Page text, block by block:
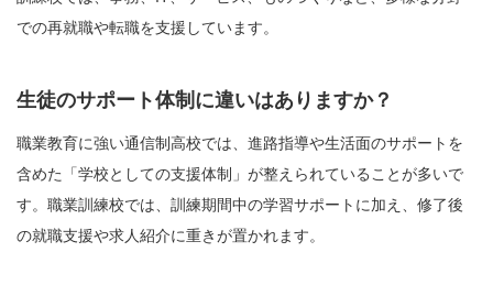
での再就職や転職を支援しています。
生徒のサポート体制に違いはありますか？
職業教育に強い通信制高校では、進路指導や生活面のサポートを
含めた「学校としての支援体制」が整えられていることが多いで
す。職業訓練校では、訓練期間中の学習サポートに加え、修了後
の就職支援や求人紹介に重きが置かれます。